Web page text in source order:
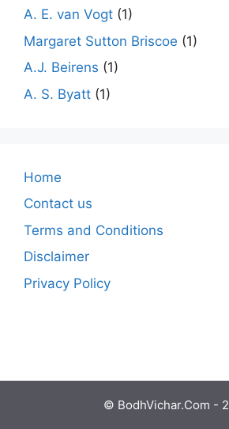
A. E. van Vogt (1)
Margaret Sutton Briscoe (1)
A.J. Beirens (1)
A. S. Byatt (1)
Home
Contact us
Terms and Conditions
Disclaimer
Privacy Policy
© BodhVichar.Com -